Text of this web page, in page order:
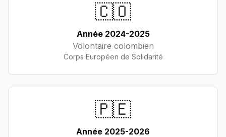
🇨🇴
Année 2024-2025
Volontaire colombien
Corps Européen de Solidarité
🇵🇪
Année 2025-2026